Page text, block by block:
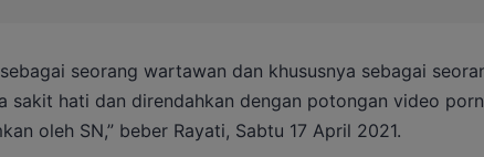
seorang wartawan dan khususnya sebagai
sakit hati dan direndahkan dengan potongan video
oleh SN,” beber Rayati, Sabtu 17 April 2021.